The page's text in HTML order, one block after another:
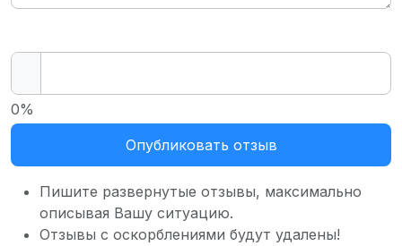
Опубликовать отзыв
0%
Пишите развернутые отзывы, максимально
описывая Вашу ситуацию.
Отзывы с оскорблениями будут удалены!